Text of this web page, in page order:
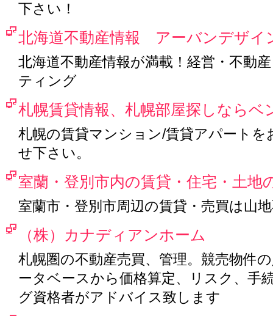
下さい！
北海道不動産情報 アーバンデザイ
北海道不動産情報が満載！経営・不動
ティング
札幌賃貸情報、札幌部屋探しならベ
札幌の賃貸マンション/賃貸アパート
せ下さい。
室蘭・登別市内の賃貸・住宅・土地
室蘭市・登別市周辺の賃貸・売買は山
（株）カナディアンホーム
札幌圏の不動産売買、管理。競売物件
ータベースから価格算定、リスク、手
グ資格者がアドバイス致します